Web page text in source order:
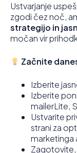
Ustvarjanje
zgodi čez noč,
strategijo in
močan vir
Začnite
Izberite
Izberite
mailerLite,
Ustvarite
strani za
marketinga
Zagotovite,